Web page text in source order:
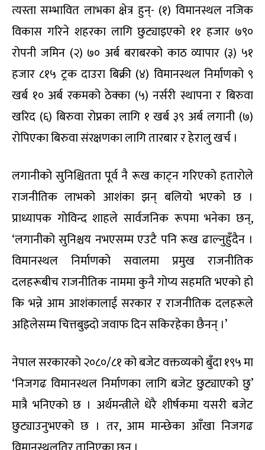
त्यस्ता सम्भावित लाभका क्षेत्र हुन्- (१) विमानस्थल नजिक
विकास गरिने शहरका लागि छुट्याइएको ११ हजार ७९०
रोपनी जमिन (२) ७० अर्ब बराबरको काठ व्यापार (३) ५१
हजार ८१५ ट्रक दाउरा बिक्री (४) विमानस्थल निर्माणको ९
खर्ब १० अर्ब रकमको ठेक्का (५) नर्सरी स्थापना र बिरुवा
खरिद (६) बिरुवा रोप्नका लागि १ खर्ब ३९ अर्ब लगानी (७)
रोपिएका बिरुवा संरक्षणका लागि तारबार र हेरालु खर्च ।
लगानीको सुनिश्चितता पूर्व नै रूख काट्न गरिएको हतारोले
राजनीतिक लाभको आशंका झन् बलियो भएको छ ।
प्राध्यापक गोविन्द शाहले सार्वजनिक रूपमा भनेका छन्,
‘लगानीको सुनिश्चय नभएसम्म एउटै पनि रूख ढाल्नुहुँदैन ।
विमानस्थल निर्माणको सवालमा प्रमुख राजनीतिक
दलहरूबीच राजनीतिक नाममा कुनै गोप्य सहमति भएको हो
कि भन्ने आम आशंकालाई सरकार र राजनीतिक दलहरूले
अहिलेसम्म चित्तबुझ्दो जवाफ दिन सकिरहेका छैनन् ।’
नेपाल सरकारको २०८०/८१ को बजेट वक्तव्यको बुँदा १९५ मा
‘निजगढ विमानस्थल निर्माणका लागि बजेट छुट्याएको छु’
मात्रै भनिएको छ । अर्थमन्त्रीले धेरै शीर्षकमा यसरी बजेट
छुट्याउनुभएको छ । तर, आम मान्छेका आँखा निजगढ